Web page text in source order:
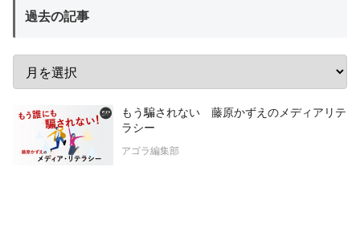
過去の記事
もう騙されない 藤原かずえのメディアリテ
ラシー
アゴラ編集部